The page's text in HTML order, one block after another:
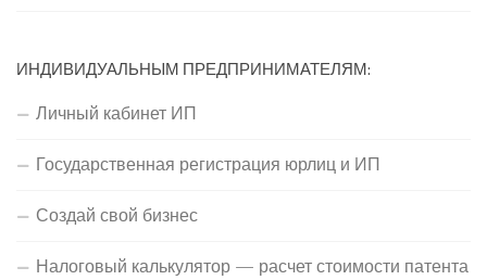
ИНДИВИДУАЛЬНЫМ ПРЕДПРИНИМАТЕЛЯМ:
Личный кабинет ИП
Государственная регистрация юрлиц и ИП
Создай свой бизнес
Налоговый калькулятор — расчет стоимости патента